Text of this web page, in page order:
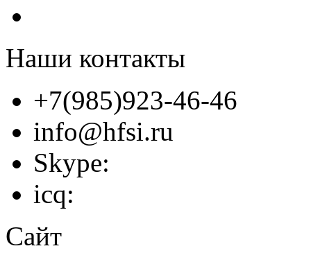
Наши контакты
+7(985)923-46-46
info@hfsi.ru
Skype:
icq:
Сайт